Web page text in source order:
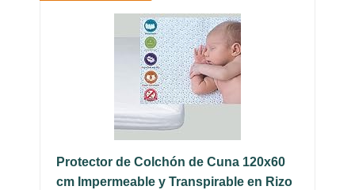
Protector de Colchón de Cuna 120x60
cm Impermeable y Transpirable en Rizo